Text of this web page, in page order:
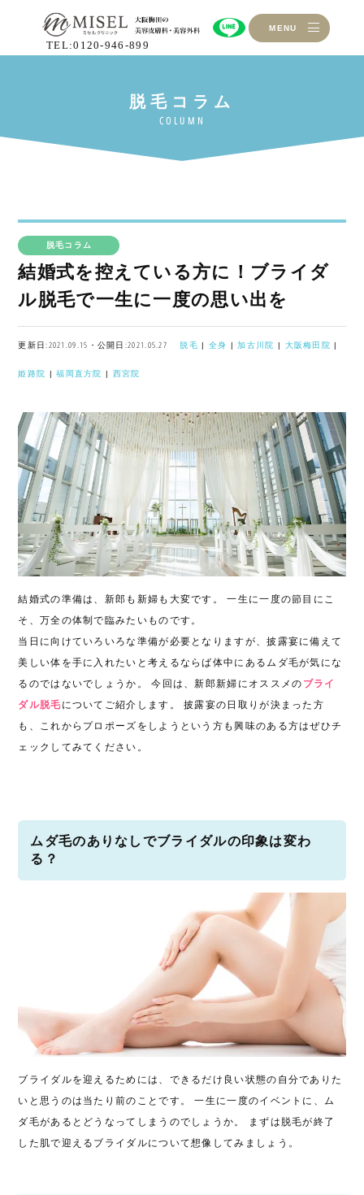
TEL:0120-946-899
MENU
脱毛コラム
結婚式を控えている方に！ブライダ
ル脱毛で一生に一度の思い出を
更新日:2021.09.15・公開日:2021.05.27 脱毛 全身 |加古川院 大阪梅田院
姫路院 |福岡直方院 西宮院
結婚式の準備は、新郎も新婦も大変です。 一生に一度の節目にこ
そ、万全の体制で臨みたいものです。
当日に向けていろいろな準備が必要となりますが、披露宴に備えて
美しい体を手に入れたいと考えるならば体中にあるムダ毛が気にな
るのではないでしょうか。 今回は、新郎新婦にオススメの ブライ
ダル脱毛についてご紹介します。 披露宴の日取りが決まった方
も、これからプロポーズをしようという方も興味のある方はぜひチ
ェックしてみてください。
ムダ毛のありなしでブライダルの印象は変わ
る？
ブライダルを迎えるためには、できるだけ良い状態の自分でありた
いと思うのは当たり前のことです。 一生に一度のイベントに、ム
ダ毛があるとどうなってしまうのでしょうか。 まずは脱毛が終了
した肌で迎えるブライダルについて想像してみましょう。